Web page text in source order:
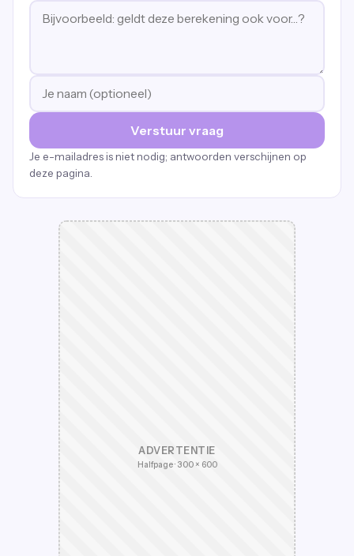
Verstuur vraag
Je e-mailadres is niet nodig; antwoorden verschijnen op
deze pagina.
ADVERTENTIE
Halfpage · 300 × 600